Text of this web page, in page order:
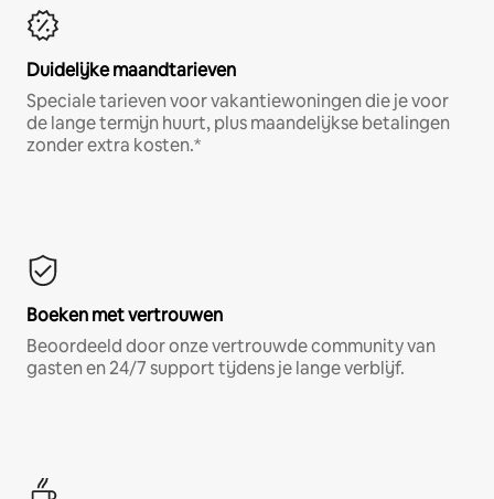
Duidelijke maandtarieven
Speciale tarieven voor vakantiewoningen die je voor
de lange termijn huurt, plus maandelijkse betalingen
zonder extra kosten.*
Boeken met vertrouwen
Beoordeeld door onze vertrouwde community van
gasten en 24/7 support tijdens je lange verblijf.